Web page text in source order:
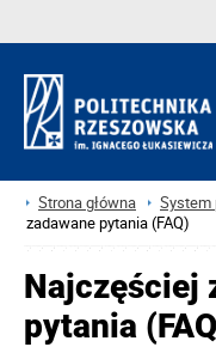
Strona główna System
zadawane pytania (FAQ)
Najczęściej
pytania